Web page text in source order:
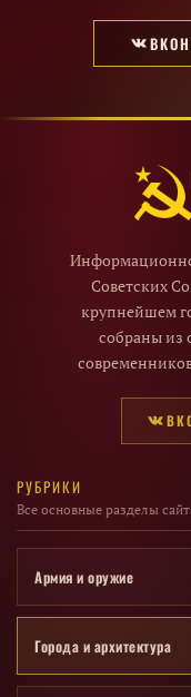
Советских
крупнейшем
собраны из
РУБРИКИ
Все основные разделы
Армия и оружие
Города и архитектура